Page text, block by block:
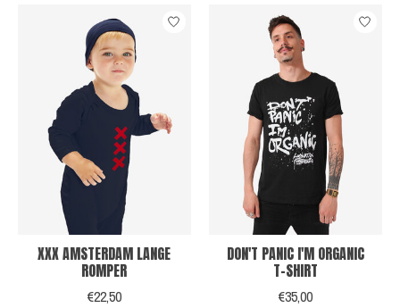
XXX AMSTERDAM LANGE
ROMPER
€22,50
DON'T PANIC I'M ORGANIC
T-SHIRT
€35,00